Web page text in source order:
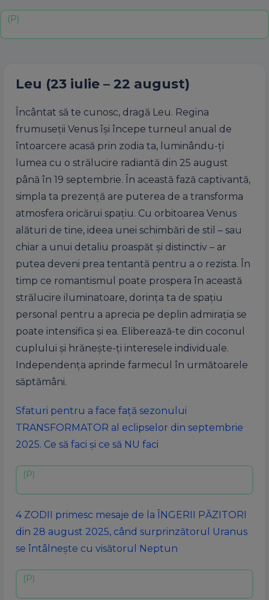
Leu (23 iulie – 22 august)
Încântat să te cunosc, dragă Leu. Regina
frumuseții Venus își începe turneul anual de
întoarcere acasă prin zodia ta, luminându-ți
lumea cu o strălucire radiantă din 25 august
până în 19 septembrie. În această fază captivantă,
simpla ta prezență are puterea de a transforma
atmosfera oricărui spațiu. Cu orbitoarea Venus
alături de tine, ideea unei schimbări de stil – sau
chiar a unui detaliu proaspăt și distinctiv – ar
putea deveni prea tentantă pentru a o rezista. În
timp ce romantismul poate prospera în această
strălucire iluminatoare, dorința ta de spațiu
personal pentru a aprecia pe deplin admirația se
poate intensifica și ea. Eliberează-te din coconul
cuplului și hrănește-ți interesele individuale.
Independența aprinde farmecul în următoarele
săptămâni.
Sfaturi pentru a face față sezonului
TRANSFORMATOR al eclipselor din septembrie
2025. Ce să faci și ce să NU faci
4 ZODII primesc mesaje de la ÎNGERII PĂZITORI
din 28 august 2025, când surprinzătorul Uranus
se întâlnește cu visătorul Neptun